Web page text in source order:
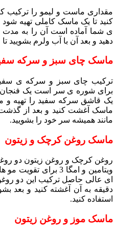
مقداری ماست و لیمو را ترکیب
کنید تا یک ماسک کاملی تهیه
دهید و بعد آن با آب ولرم بشویید
ماسک چای سبز و سرکه
ترکیب چای سبز و سرکه ی
یک قاشق سرکه سفید را تهیه و
مانند همیشه سر خود را بشویید.
ماسک روغن کرچک و زیتون
روغن کرچک و روغن زیتون دو
ویتامین و امگا 3
دقیقه به آن آغشته کنید و بعد
استفاده کنید.
ماسک موز و روغن زیتون